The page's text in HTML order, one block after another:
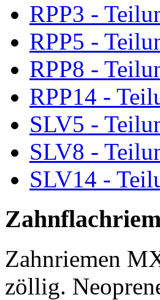
RPP3 -
RPP5 -
RPP8 -
RPP14 -
SLV5 -
SLV8 -
SLV14 -
Zahnriemen
zöllig.